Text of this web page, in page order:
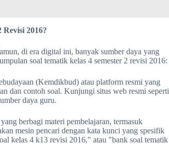
2016?
di era digital ini, banyak sumber daya yang
soal tematik kelas 4 semester 2 revisi 2016:
(Kemdikbud) atau platform resmi yang
dan contoh soal. Kunjungi situs web resmi seperti
daya guru.
berbagi materi pembelajaran, termasuk
mesin pencari dengan kata kunci yang spesifik
kelas 4 k13 revisi 2016," atau "bank soal tematik